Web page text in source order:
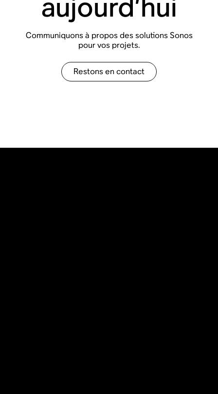
aujourd’hui
Communiquons à propos des solutions Sonos
pour vos projets.
Restons en contact